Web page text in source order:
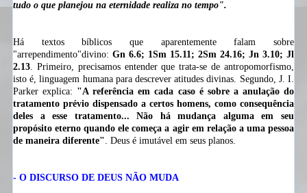
tudo o que planejou na eternidade realiza no tempo".
Há textos bíblicos que aparentemente falam sobre
"arrependimento"divino: Gn 6.6; 1Sm 15.11; 2Sm 24.16; Jn 3.10; Jl
2.13. Primeiro, precisamos entender que trata-se de antropomorfismo,
isto é, linguagem humana para descrever atitudes divinas. Segundo, J. I.
Parker explica: "A referência em cada caso é sobre a anulação do
tratamento prévio dispensado a certos homens, como consequência
deles a esse tratamento... Não há mudança alguma em seu
propósito eterno quando ele começa a agir em relação a uma pessoa
de maneira diferente". Deus é imutável em seus planos.
- O DISCURSO DE DEUS NÃO MUDA